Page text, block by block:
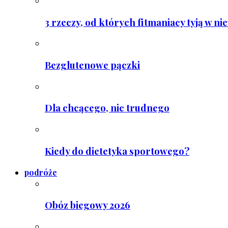
3 rzeczy, od których fitmaniacy tyją w
Bezglutenowe pączki
Dla chcącego, nic trudnego
Kiedy do dietetyka sportowego?
podróże
Obóz biegowy 2026